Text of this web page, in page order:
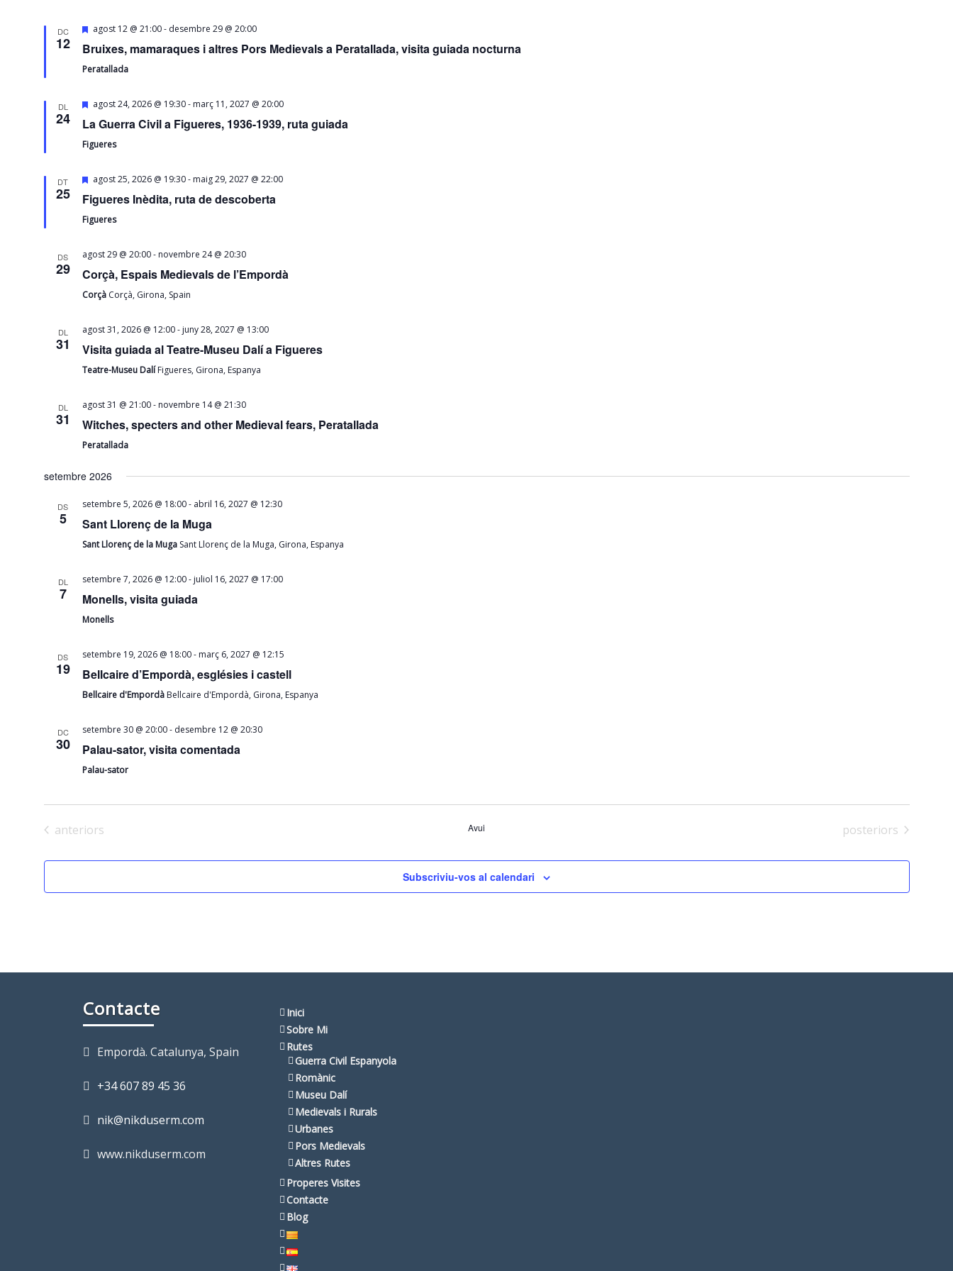
DC
12
Destacats
agost 12 @ 21:00- desembre 29 @ 20:00
Bruixes, mamaraques i altres Pors Medievals a Peratallada, visita guiada nocturna
Peratallada
DL
24
Destacats
agost 24, 2026 @ 19:30- març 11, 2027 @ 20:00
La Guerra Civil a Figueres, 1936-1939, ruta guiada
Figueres
DT
25
Destacats
agost 25, 2026 @ 19:30- maig 29, 2027 @ 22:00
Figueres Inèdita, ruta de descoberta
Figueres
DS
29
agost 29 @ 20:00- novembre 24 @ 20:30
Corçà, Espais Medievals de l’Empordà
Corçà Corçà, Girona, Spain
DL
31
agost 31, 2026 @ 12:00- juny 28, 2027 @ 13:00
Visita guiada al Teatre-Museu Dalí a Figueres
Teatre-Museu DalíFigueres, Girona, Espanya
DL
31
agost 31 @ 21:00- novembre 14 @ 21:30
Witches, specters and other Medieval fears, Peratallada
Peratallada
setembre 2026
DS
5
setembre 5, 2026 @ 18:00- abril 16, 2027 @ 12:30
Sant Llorenç de la Muga
Sant Llorenç de la Muga Sant Llorenç de la Muga, Girona, Espanya
DL
7
setembre 7, 2026 @ 12:00- juliol 16, 2027 @ 17:00
Monells, visita guiada
Monells
DS
19
setembre 19, 2026 @ 18:00- març 6, 2027 @ 12:15
Bellcaire d’Empordà, esglésies i castell
Bellcaire d'Empordà Bellcaire d'Empordà, Girona, Espanya
DC
30
setembre 30 @ 20:00- desembre 12 @ 20:30
Palau-sator, visita comentada
Palau-sator
Esdeveniments
anteriors Avui Esdeveniments
posteriors
Subscriviu-vos al calendari
Contacte
Empordà. Catalunya, Spain
+34 607 89 45 36
nik@nikduserm.com
www.nikduserm.com
Inici
Sobre Mi
Rutes
Guerra Civil Espanyola
Romànic
Museu Dalí
Medievals i Rurals
Urbanes
Pors Medievals
Altres Rutes
Properes Visites
Contacte
Blog